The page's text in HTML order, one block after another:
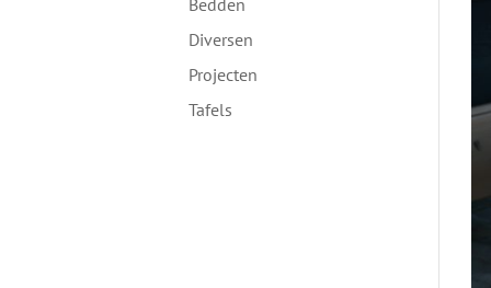
Bedden
Diversen
Projecten
Tafels